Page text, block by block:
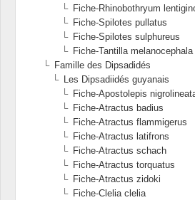
Fiche-Rhinobothryum
Fiche-Spilotes pullatus
Fiche-Spilotes sulphureus
Fiche-Tantilla melanocephala
Famille des Dipsadidés
Les Dipsadiidés guyanais
Fiche-Apostolepis
Fiche-Atractus badius
Fiche-Atractus flammigerus
Fiche-Atractus latifrons
Fiche-Atractus schach
Fiche-Atractus torquatus
Fiche-Atractus zidoki
Fiche-Clelia clelia